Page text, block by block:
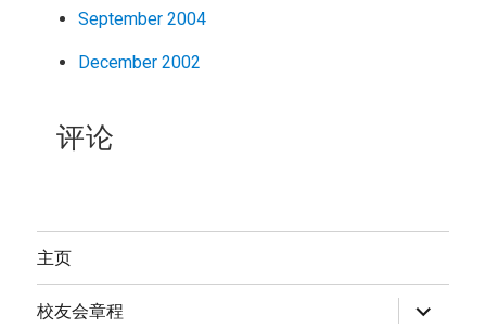
September 2004
December 2002
评论
主页
校友会章程
expand
child